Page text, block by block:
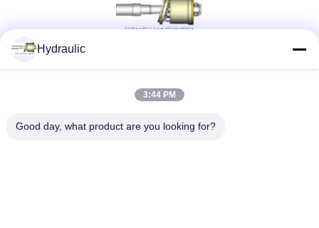
Hydraulic
3:44 PM
Good day, what product are you looking for?